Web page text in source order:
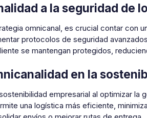
a la seguridad de
omnicanal, es crucial contar con
protocolos de seguridad
se mantengan protegidos,
en la
empresarial al optimizar la
una logística más eficiente,